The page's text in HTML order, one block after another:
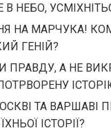
В НЕБО,
НА МАРЧУКА!
ГЕНІЙ?
ПРАВДУ, А НЕ
ТА ВАРШАВІ
ІСТОРІЇ?